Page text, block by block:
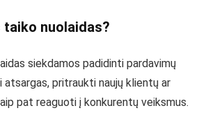
taiko nuolaidas?
siekdamos padidinti pardavimų
atsargas, pritraukti naujų klientų ar
pat reaguoti į konkurentų veiksmus.